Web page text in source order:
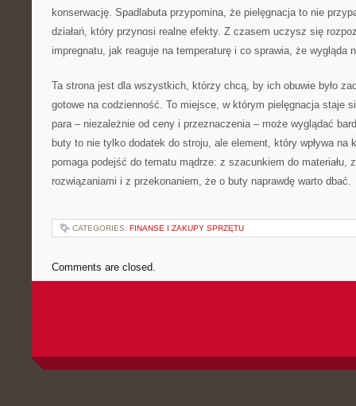
konserwację. Spadlabuta przypomina, że pielęgnacja to nie
działań, który przynosi realne efekty. Z czasem uczysz się
impregnatu, jak reaguje na temperaturę i co sprawia, że wygląda
Ta strona jest dla wszystkich, którzy chcą, by ich obuwie było
gotowe na codzienność. To miejsce, w którym pielęgnacja staje
para – niezależnie od ceny i przeznaczenia – może wyglądać
buty to nie tylko dodatek do stroju, ale element, który wpływa na
pomaga podejść do tematu mądrze: z szacunkiem do materiału,
rozwiązaniami i z przekonaniem, że o buty naprawdę warto dbać.
CATEGORIES: FINANSE I ZAKUPY SPRZĘTU
Comments are closed.